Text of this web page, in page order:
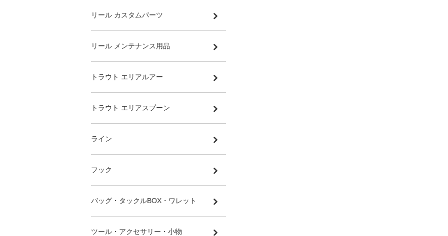
リール カスタムパーツ
リール メンテナンス用品
トラウト エリアルアー
トラウト エリアスプーン
ライン
フック
バッグ・タックルBOX・ワレット
ツール・アクセサリー・小物